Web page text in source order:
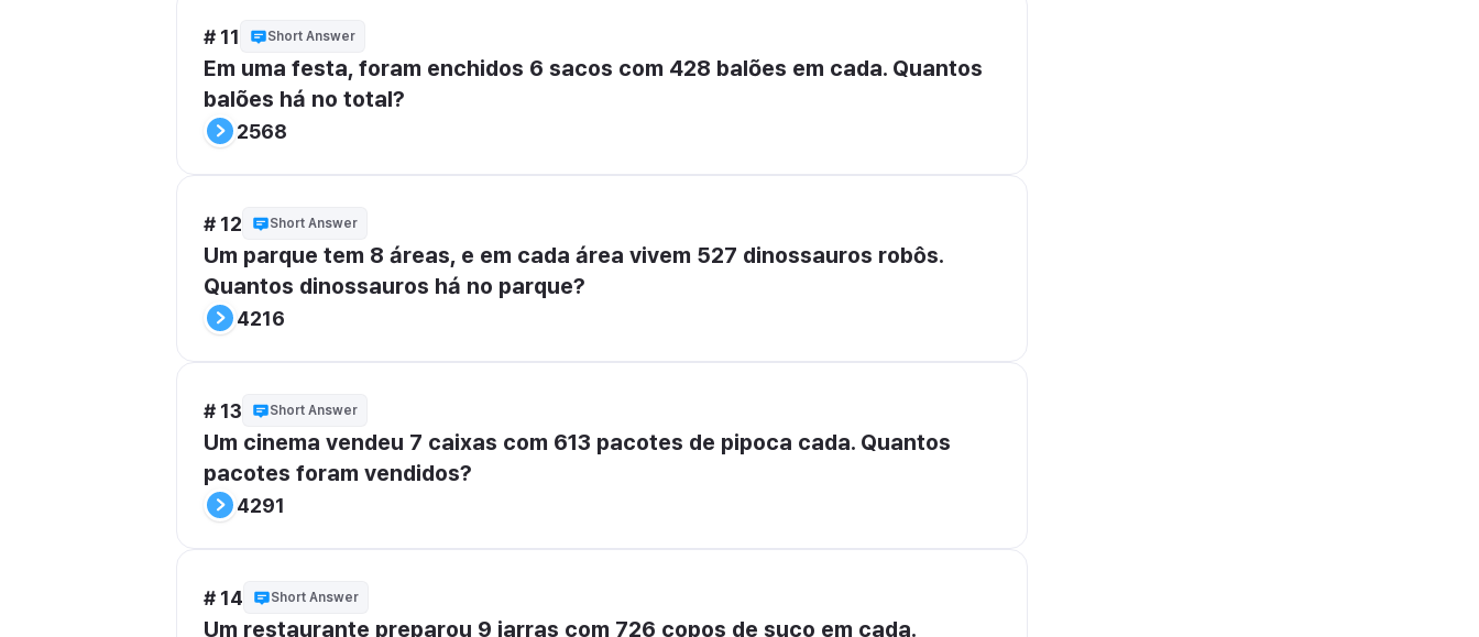
# 11 Short Answer
Em uma festa, foram enchidos 6 sacos com 428 balões em cada. Quantos
balões há no total?
2568
# 12 Short Answer
Um parque tem 8 áreas, e em cada área vivem 527 dinossauros robôs.
Quantos dinossauros há no parque?
4216
# 13 Short Answer
Um cinema vendeu 7 caixas com 613 pacotes de pipoca cada. Quantos
pacotes foram vendidos?
4291
# 14 Short Answer
Um restaurante preparou 9 jarras com 726 copos de suco em cada.